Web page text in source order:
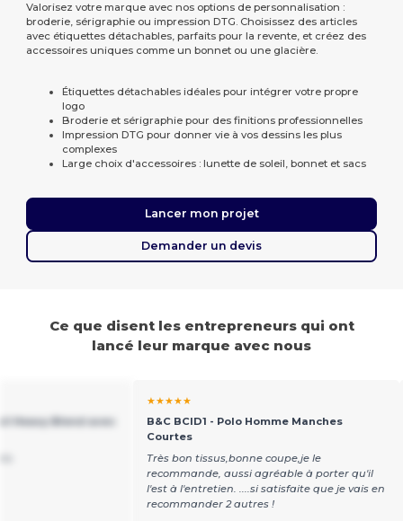
Valorisez votre marque avec nos options de personnalisation :
broderie, sérigraphie ou impression DTG. Choisissez des articles
avec étiquettes détachables, parfaits pour la revente, et créez des
accessoires uniques comme un bonnet ou une glacière.
Étiquettes détachables idéales pour intégrer votre propre
logo
Broderie et sérigraphie pour des finitions professionnelles
Impression DTG pour donner vie à vos dessins les plus
complexes
Large choix d'accessoires : lunette de soleil, bonnet et sacs
Lancer mon projet
Demander un devis
Ce que disent les entrepreneurs qui ont
lancé leur marque avec nous
Heavy Blend avec
★★★★★
B&C BCID1 - Polo Homme Manches
Courtes
Très bon tissus,bonne coupe,je le
recommande, aussi agréable à porter qu'il
l'est à l'entretien. ....si satisfaite que je vais en
recommander 2 autres !